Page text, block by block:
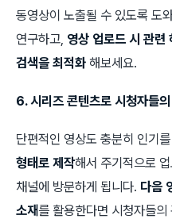
동영상이 노출될 수 있도록 도
연구하고, 영상 업로드 시 관련
검색을 최적화 해보세요.
6. 시리즈 콘텐츠로 시청자들
단편적인 영상도 충분히 인기
형태로 제작해서 주기적으로
채널에 방문하게 됩니다. 다음
소재를 활용한다면 시청자들